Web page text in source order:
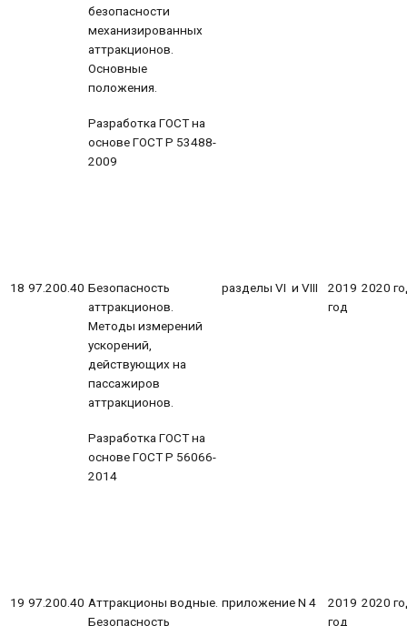
безопасности
механизированных
аттракционов.
Основные
положения.
Разработка ГОСТ на
основе ГОСТ Р 53488-
2009
18 97.200.40 Безопасность
аттракционов.
Методы измерений
ускорений,
действующих на
пассажиров
аттракционов.
Разработка ГОСТ на
основе ГОСТ Р 56066-
2014
разделы VI и VIII
2019
год
2020
19 97.200.40 Аттракционы водные.
Безопасность
приложение N 4
2019
год
2020